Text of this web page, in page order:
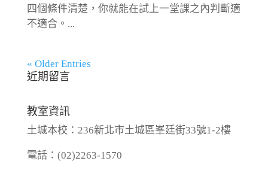
四個條件清楚，你就能在試上一堂課之內判斷適
不適合。...
« Older Entries
近期留言
教室資訊
土城本校：236新北市土城區峯廷街33號1-2樓
電話：(02)2263-1570